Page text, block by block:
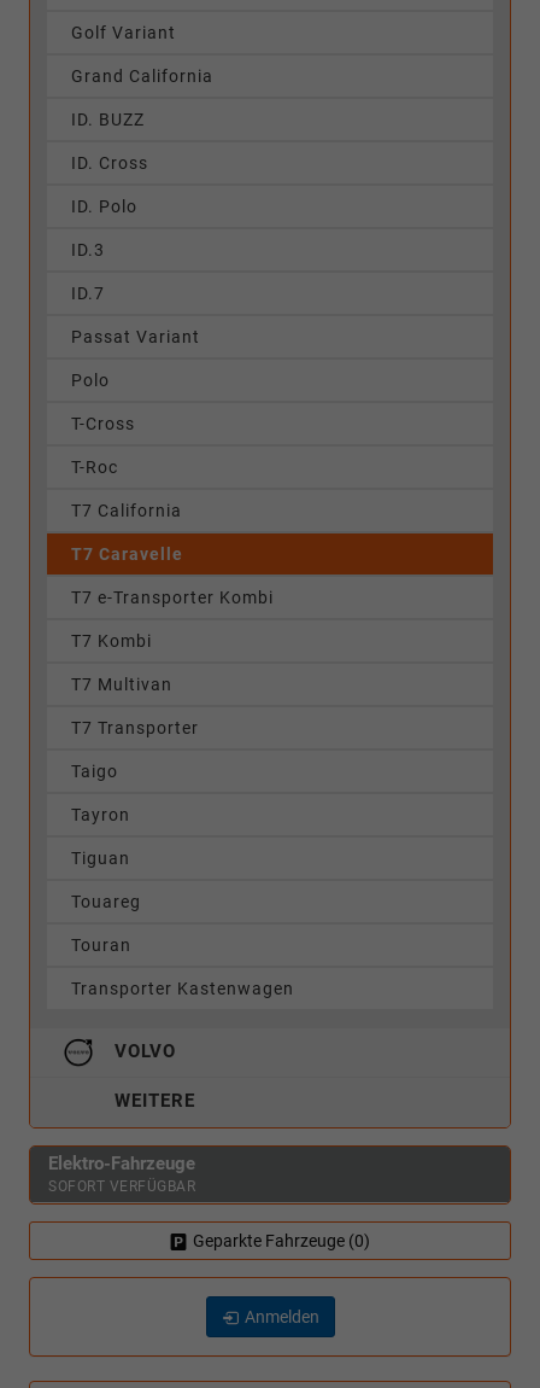
Golf Variant
Grand California
ID. BUZZ
ID. Cross
ID. Polo
ID.3
ID.7
Passat Variant
Polo
T-Cross
T-Roc
T7 California
T7 Caravelle
T7 e-Transporter Kombi
T7 Kombi
T7 Multivan
T7 Transporter
Taigo
Tayron
Tiguan
Touareg
Touran
Transporter Kastenwagen
VOLVO
WEITERE
Elektro-Fahrzeuge
SOFORT VERFÜGBAR
Geparkte Fahrzeuge (0)
Anmelden